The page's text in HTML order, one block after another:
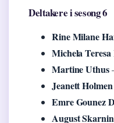
Deltakere i sesong 6
Rine Milane
Michela Teresa
Martine Uthus
Jeanett
Emre Gounez
August